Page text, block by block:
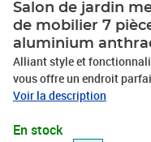
Salon de jardin
de mobilier 7
aluminium
Alliant style et
vous offre un endroit
grand confort
combiner ses sections
Voir la description
En stock